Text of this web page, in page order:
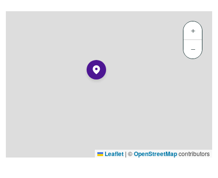
+
−
Leaflet | ©OpenStreetMapcontributors